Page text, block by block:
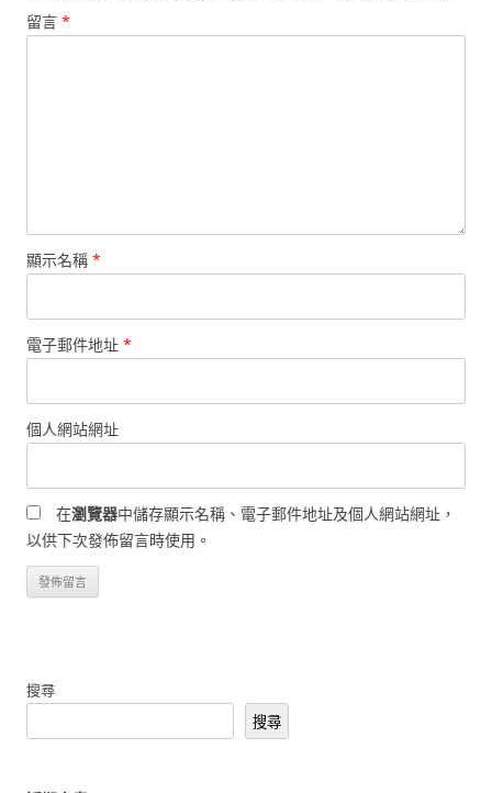
留言 *
顯示名稱 *
電子郵件地址 *
個人網站網址
在瀏覽器中儲存顯示名稱、電子郵件地址及個人網站網址，
以供下次發佈留言時使用。
搜尋
搜尋